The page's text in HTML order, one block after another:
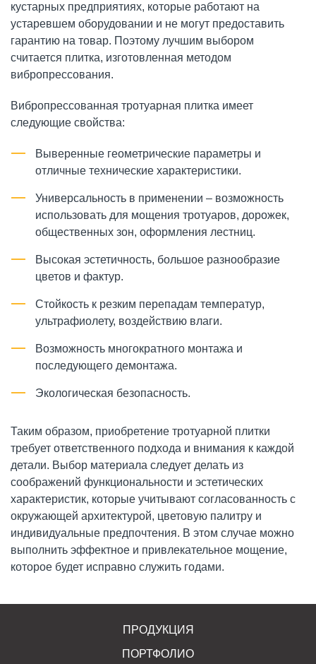
кустарных предприятиях, которые работают на
устаревшем оборудовании и не могут предоставить
гарантию на товар. Поэтому лучшим выбором
считается плитка, изготовленная методом
вибропрессования.
Вибропрессованная тротуарная плитка имеет
следующие свойства:
Выверенные геометрические параметры и
отличные технические характеристики.
Универсальность в применении – возможность
использовать для мощения тротуаров, дорожек,
общественных зон, оформления лестниц.
Высокая эстетичность, большое разнообразие
цветов и фактур.
Стойкость к резким перепадам температур,
ультрафиолету, воздействию влаги.
Возможность многократного монтажа и
последующего демонтажа.
Экологическая безопасность.
Таким образом, приобретение тротуарной плитки
требует ответственного подхода и внимания к каждой
детали. Выбор материала следует делать из
соображений функциональности и эстетических
характеристик, которые учитывают согласованность с
окружающей архитектурой, цветовую палитру и
индивидуальные предпочтения. В этом случае можно
выполнить эффектное и привлекательное мощение,
которое будет исправно служить годами.
ПРОДУКЦИЯ
ПОРТФОЛИО